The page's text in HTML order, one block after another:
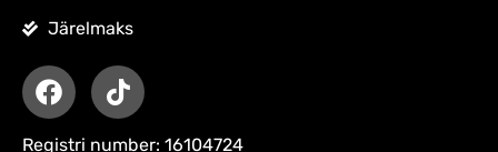
Järelmaks
Registri number: 16104724